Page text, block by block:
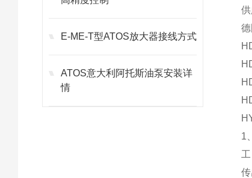
E-ME-T型ATOS放大器接线方式
ATOS意大利阿托斯油泵安装详
情
1